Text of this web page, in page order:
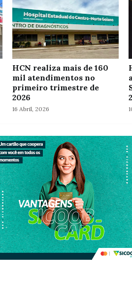
HCN realiza mais de 160
mil atendimentos no
primeiro trimestre de
2026
16 Abril, 2026